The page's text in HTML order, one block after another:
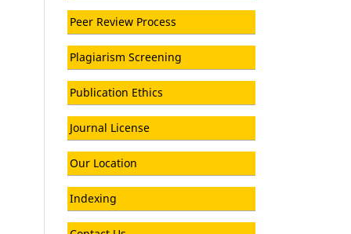
Peer Review Process
Plagiarism Screening
Publication Ethics
Journal License
Our Location
Indexing